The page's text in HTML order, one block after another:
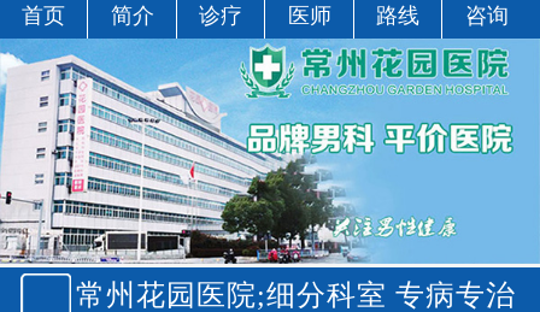
首页 简介 诊疗 医师 路线 咨询
常州花园医院;细分科室 专病专治